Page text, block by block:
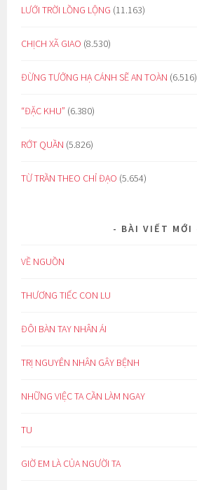
LƯỚI TRỜI LỒNG LỘNG (11.163)
CHỊCH XÃ GIAO (8.530)
ĐỪNG TƯỞNG HẠ CÁNH SẼ AN TOÀN (6.516)
“ĐẶC KHU” (6.380)
RỚT QUẦN (5.826)
TỪ TRẦN THEO CHỈ ĐẠO (5.654)
BÀI VIẾT MỚI
VỀ NGUỒN
THƯƠNG TIẾC CON LU
ĐÔI BÀN TAY NHÂN ÁI
TRỊ NGUYÊN NHÂN GÂY BỆNH
NHỮNG VIỆC TA CẦN LÀM NGAY
TU
GIỜ EM LÀ CỦA NGƯỜI TA